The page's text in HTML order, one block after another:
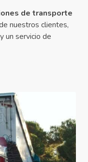
de transporte
nuestros clientes,
y un servicio de